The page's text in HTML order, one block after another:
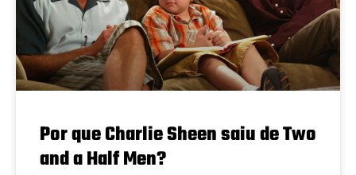
Por que Charlie Sheen saiu de Two
and a Half Men?